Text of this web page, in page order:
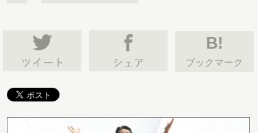
B!
ブックマーク